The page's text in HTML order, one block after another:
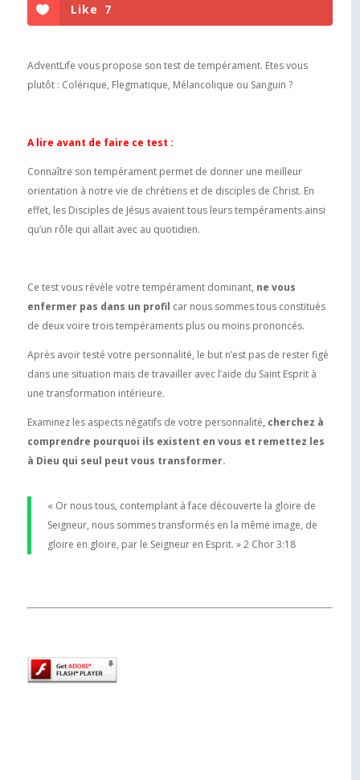
Like 7
AdventLife vous propose son test de tempérament. Etes vous
plutôt : Colérique, Flegmatique, Mélancolique ou Sanguin ?
A lire avant de faire ce test :
Connaître son tempérament permet de donner une meilleur
orientation à notre vie de chrétiens et de disciples de Christ. En
effet, les Disciples de Jésus avaient tous leurs tempéraments ainsi
qu’un rôle qui allait avec au quotidien.
Ce test vous révèle votre tempérament dominant, ne vous
enfermer pas dans un profil car nous sommes tous constitués
de deux voire trois tempéraments plus ou moins prononcés.
Après avoir testé votre personnalité, le but n’est pas de rester figé
dans une situation mais de travailler avec l’aide du Saint Esprit à
une transformation intérieure.
Examinez les aspects négatifs de votre personnalité, cherchez à
comprendre pourquoi ils existent en vous et remettez les
à Dieu qui seul peut vous transformer.
« Or nous tous, contemplant à face découverte la gloire de
Seigneur, nous sommes transformés en la même image, de
gloire en gloire, par le Seigneur en Esprit. » 2 Chor 3:18